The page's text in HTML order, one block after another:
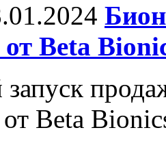
от Beta
Beta